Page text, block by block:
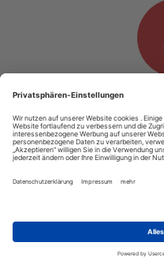
T. +49
E.
Copyright 2020
Podcast